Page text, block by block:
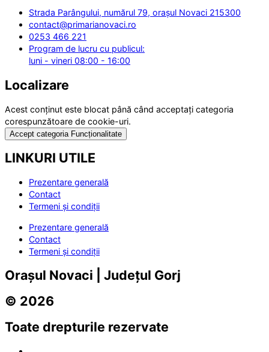
Strada Parângului, numărul 79, orașul Novaci 215300
contact@primarianovaci.ro
0253 466 221
Program de lucru cu publicul:
luni - vineri 08:00 - 16:00
Localizare
Acest conținut este blocat până când acceptați categoria
corespunzătoare de cookie-uri.
Accept categoria Funcționalitate
LINKURI UTILE
Prezentare generală
Contact
Termeni și condiții
Prezentare generală
Contact
Termeni și condiții
Orașul Novaci | Județul Gorj
© 2026
Toate drepturile rezervate